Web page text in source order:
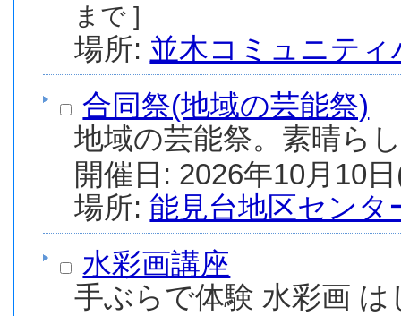
まで ]
場所: 並木コミュニティ
合同祭(地域の芸能祭)
地域の芸能祭。素晴ら
場所:能見台地区センタ
水彩画講座
手ぶらで体験 水彩画 は